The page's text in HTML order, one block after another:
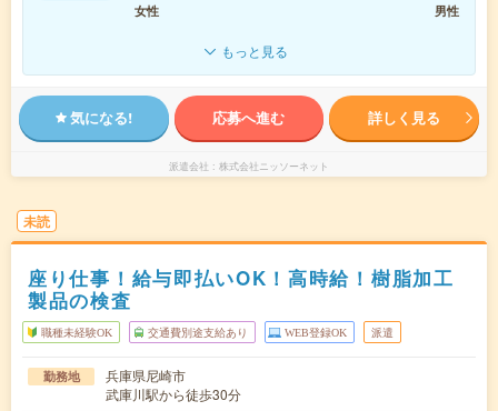
女性
男性
もっと見る
気になる! 応募へ進む 詳しく見る
派遣会社 株式会社ニッソーネット
未読
座り仕事！給与即払いOK！高時給！樹脂加工
製品の検査
職種未経験OK 交通費別途支給あり WEB登録OK 派遣
勤務地
兵庫県尼崎市
武庫川駅から徒歩30分